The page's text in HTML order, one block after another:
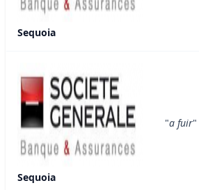
Sequoia
Sequoia
"a fuir"